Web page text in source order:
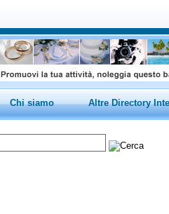
Chi siamo Altre Directory